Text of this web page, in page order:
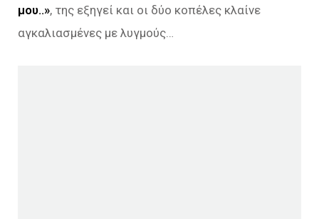
μου..», της εξηγεί και οι δύο κοπέλες κλαίνε
αγκαλιασμένες με λυγμούς…